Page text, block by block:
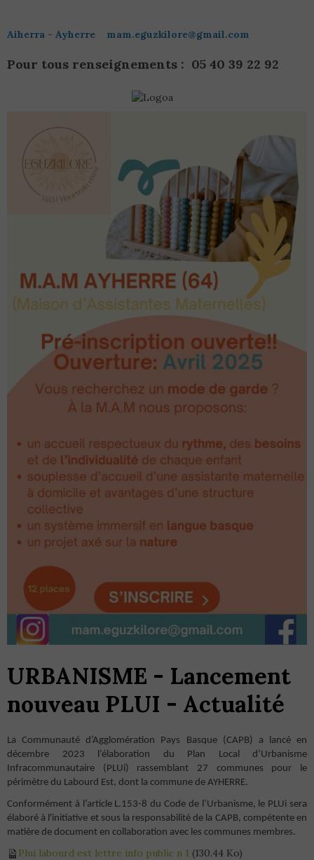
Aiherra - Ayherre mam.eguzkilore@gmail.com
Pour tous renseignements : 05 40 39 22 92
URBANISME - Lancement
nouveau PLUI - Actualité
La Communauté d’Agglomération Pays Basque (CAPB) a lancé en
décembre 2023 l’élaboration du Plan Local d’Urbanisme
Infracommunautaire (PLUi) rassemblant 27 communes pour le
périmètre du Labourd Est, dont la commune de AYHERRE.
Conformément à l’article L.153-8 du Code de l’Urbanisme, le PLUi sera
élaboré à l'initiative et sous la responsabilité de la CAPB, compétente en
matière de document en collaboration avec les communes membres.
Plui labourd est lettre info public n 1 (130.44 Ko)